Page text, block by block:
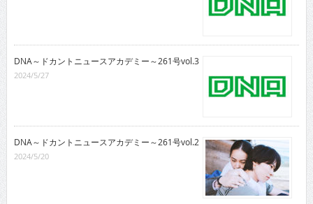
DNA～ドカントニュースアカデミー～261号vol.3
2024/5/27
DNA～ドカントニュースアカデミー～261号vol.2
2024/5/20